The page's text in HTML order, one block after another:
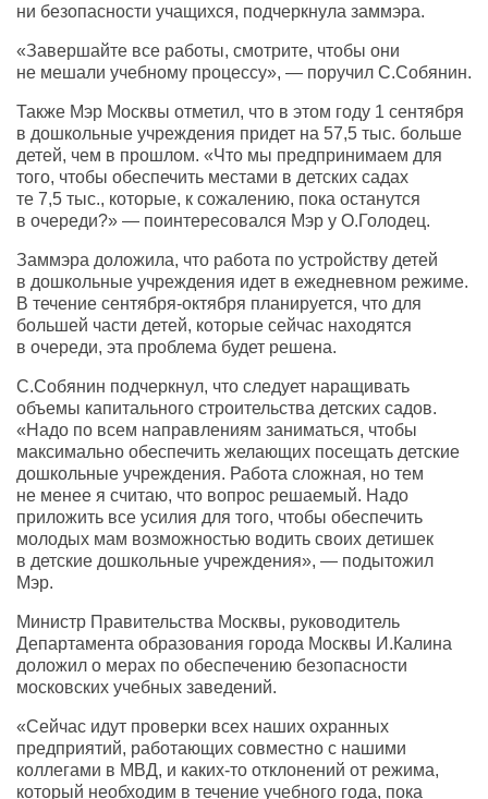
ни безопасности учащихся, подчеркнула заммэра.
«Завершайте все работы, смотрите, чтобы они
не мешали учебному процессу», — поручил С.Собянин.
Также Мэр Москвы отметил, что в этом году 1 сентября
в дошкольные учреждения придет на 57,5 тыс. больше
детей, чем в прошлом. «Что мы предпринимаем для
того, чтобы обеспечить местами в детских садах
те 7,5 тыс., которые, к сожалению, пока останутся
в очереди?» — поинтересовался Мэр у О.Голодец.
Заммэра доложила, что работа по устройству детей
в дошкольные учреждения идет в ежедневном режиме.
В течение сентября-октября планируется, что для
большей части детей, которые сейчас находятся
в очереди, эта проблема будет решена.
С.Собянин подчеркнул, что следует наращивать
объемы капитального строительства детских садов.
«Надо по всем направлениям заниматься, чтобы
максимально обеспечить желающих посещать детские
дошкольные учреждения. Работа сложная, но тем
не менее я считаю, что вопрос решаемый. Надо
приложить все усилия для того, чтобы обеспечить
молодых мам возможностью водить своих детишек
в детские дошкольные учреждения», — подытожил
Мэр.
Министр Правительства Москвы, руководитель
Департамента образования города Москвы И.Калина
доложил о мерах по обеспечению безопасности
московских учебных заведений.
«Сейчас идут проверки всех наших охранных
предприятий, работающих совместно с нашими
коллегами в МВД, и каких-то отклонений от режима,
который необходим в течение учебного года, пока